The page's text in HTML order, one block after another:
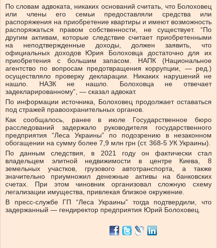
По словам адвоката, никаких оснований считать, что Болоховец
или члены его семьи предоставляли средства или
распоряжения на приобретение квартиры и имеют возможность
распоряжаться правом собственности, не существует. “По
другим активам, которые следствие считает приобретенными
на неподтвержденные доходы, должен заявить, что
официальных доходов Юрия Болоховца достаточно для их
приобретения с большим запасом. НАПК (Национальное
агентство по вопросам предотвращения коррупции, — ред.)
осуществляло проверку декларации. Никаких нарушений не
нашло. НАЗК не нашло. Болоховца не отвечает
задекларированному”, — сказал адвокат.
По информации источника, Болоховец продолжает оставаться
под стражей правоохранительных органов.
Как сообщалось, ранее в июле Государственное бюро
расследований задержало руководителя государственного
предприятия “Леса Украины” по подозрению в незаконном
обогащении на сумму более 7,9 млн грн (ст. 368-5 УК Украины).
По данным следствия, в 2021 году он фактически стал
владельцем элитной недвижимости в центре Киева, 8
земельных участков, грузового автотранспорта, а также
значительно приумножил денежные активы на банковских
счетах. При этом чиновник организовал сложную схему
легализации имущества, привлекая близкое окружение.
В пресс-службе ГП “Леса Украины” тогда подтвердили, что
задержанный — гендиректор предприятия Юрий Болоховец.